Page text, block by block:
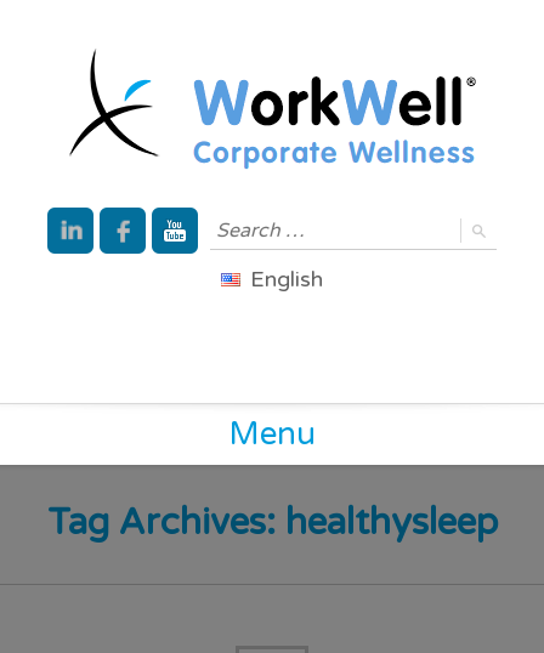
English
Menu
Tag Archives: healthysleep